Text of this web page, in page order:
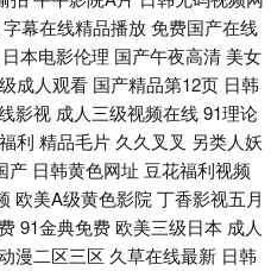
字幕在线精品播放免费国产在线
日本电影伦理 国产午夜高清 美女
成人观看 国产精品第12页 日韩
影视 成人三级视频在线91理论
利 精品毛片 久久叉叉 另类人妖
产 日韩黄色网址 豆花福利视频
欧美A级黄色影院 丁香影视五月
91金典免费 欧美三级日本 成人
漫二区三区 久草在线最新 日韩